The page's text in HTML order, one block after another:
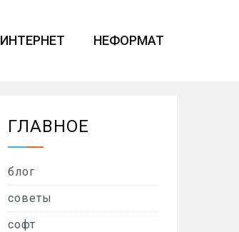
ИНТЕРНЕТ НЕФОРМАТ
ГЛАВНОЕ
блог
советы
софт